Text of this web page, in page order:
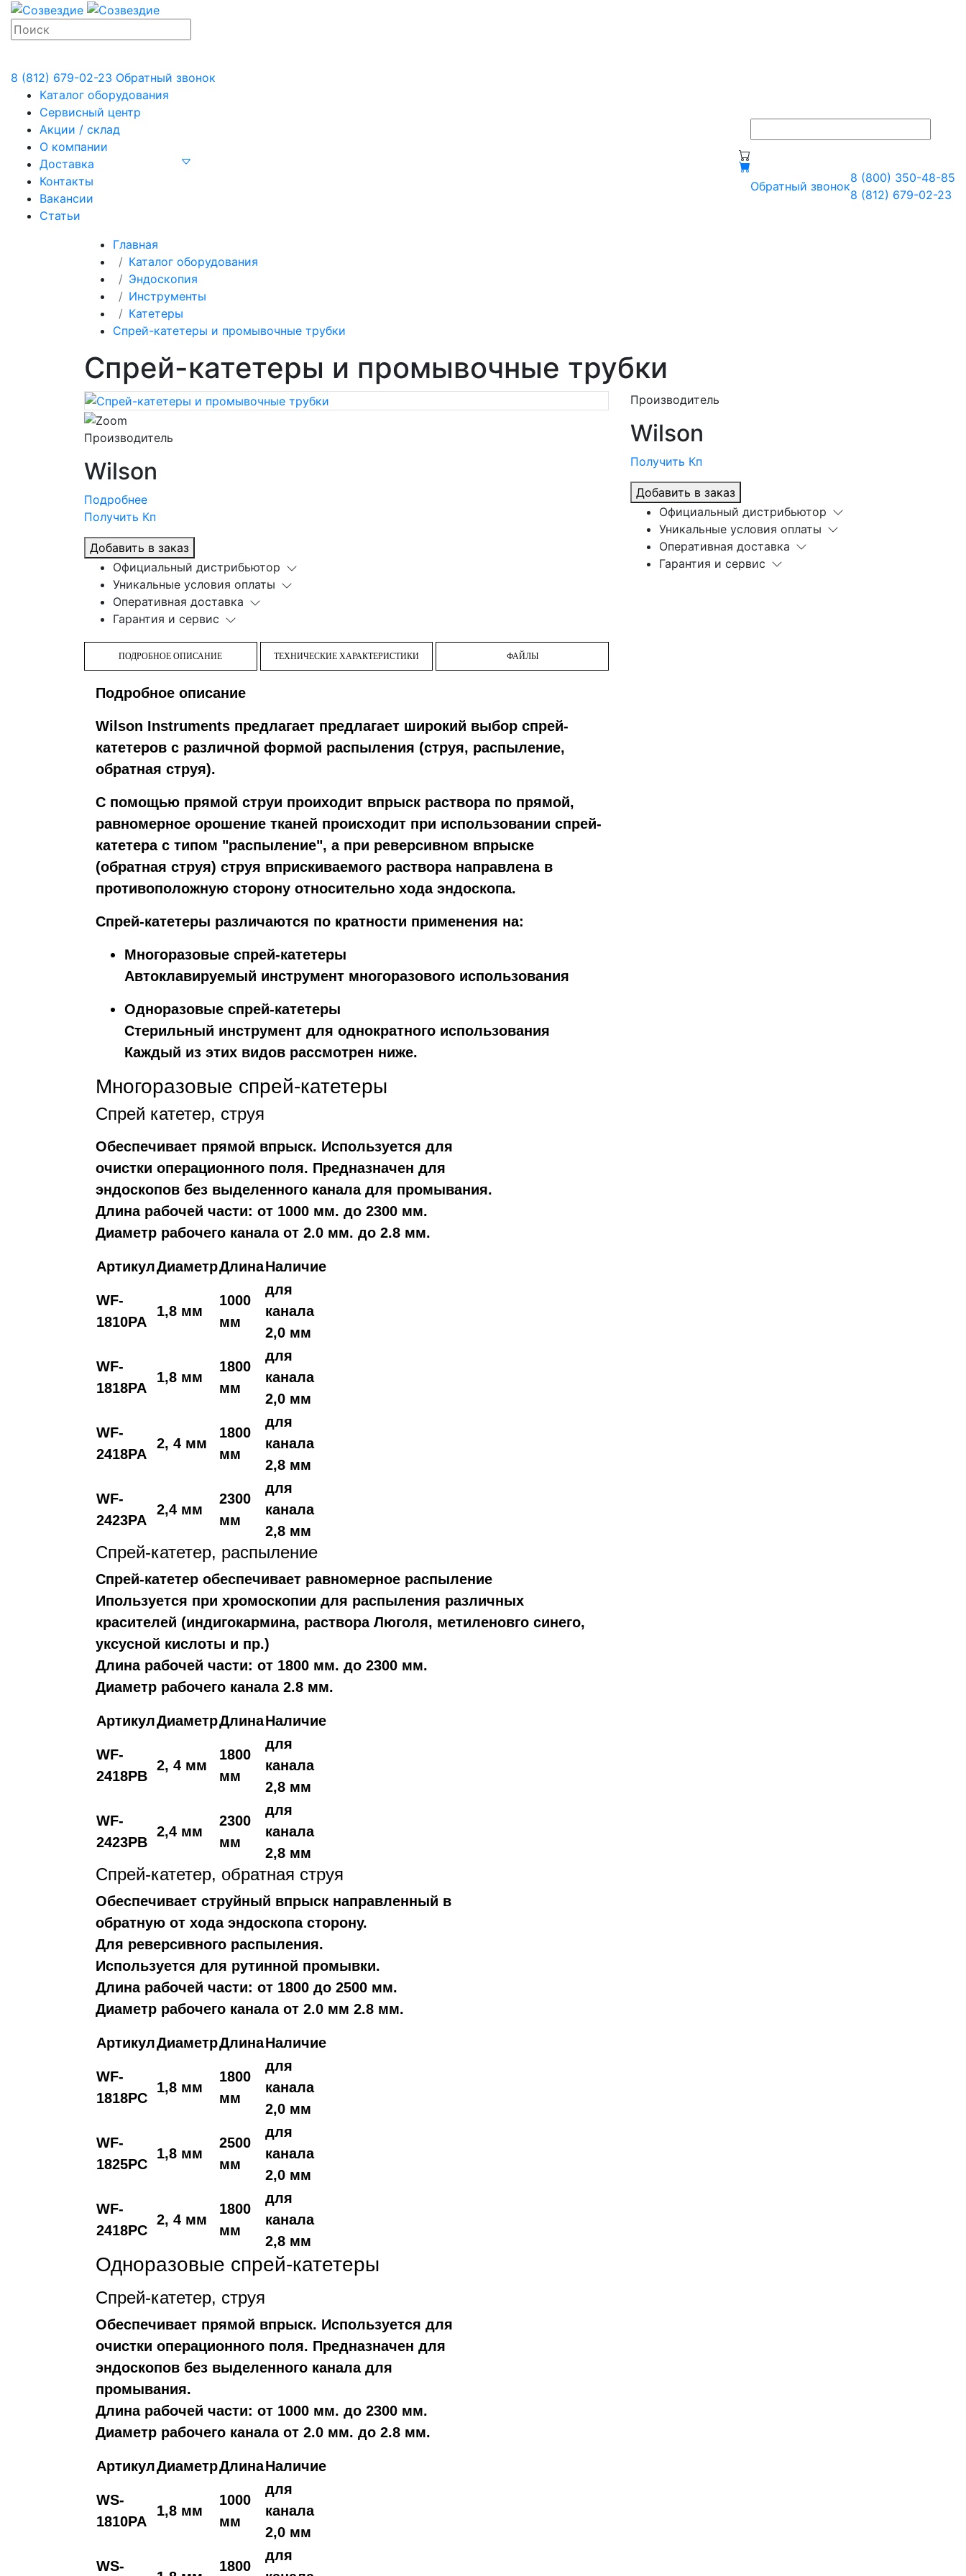
8 (812) 679-02-23 Обратный звонок
Каталог оборудования
Сервисный центр
Акции / склад
О компании
Доставка
Контакты
Вакансии
Статьи
Обратный звонок
8 (800) 350-48-85
8 (812) 679-02-23
Главная
Каталог оборудования
Эндоскопия
Инструменты
Катетеры
Спрей-катетеры и промывочные трубки
Спрей-катетеры и промывочные трубки
Производитель
Wilson
Подробнее
Получить Кп
Добавить в заказ
Официальный дистрибьютор
Уникальные условия оплаты
Оперативная доставка
Гарантия и сервис
ПОДРОБНОЕ ОПИСАНИЕ ТЕХНИЧЕСКИЕ ХАРАКТЕРИСТИКИ ФАЙЛЫ
Подробное описание
Wilson Instruments предлагает предлагает широкий выбор спрей-
катетеров с различной формой распыления (струя, распыление,
обратная струя).
С помощью прямой струи проиходит впрыск раствора по прямой,
равномерное орошение тканей происходит при использовании спрей-
катетера с типом "распыление", а при реверсивном впрыске
(обратная струя) струя вприскиваемого раствора направлена в
противоположную сторону относительно хода эндоскопа.
Спрей-катетеры различаются по кратности применения на:
Многоразовые спрей-катетеры
Автоклавируемый инструмент многоразового использования
Одноразовые спрей-катетеры
Стерильный инструмент для однократного использования
Каждый из этих видов рассмотрен ниже.
Многоразовые спрей-катетеры
Спрей катетер, струя
Обеспечивает прямой впрыск. Используется для
очистки операционного поля. Предназначен для
эндоскопов без выделенного канала для промывания.
Длина рабочей части: от 1000 мм. до 2300 мм.
Диаметр рабочего канала от 2.0 мм. до 2.8 мм.
АртикулДиаметрДлинаНаличие
WF-
1810PA
1,8 мм
1000
мм
для
канала
2,0 мм
WF-
1818PA
1,8 мм
1800
мм
для
канала
2,0 мм
WF-
2418PA
2, 4 мм
1800
мм
для
канала
2,8 мм
WF-
2423PA
2,4 мм
2300
мм
для
канала
2,8 мм
Спрей-катетер, распыление
Спрей-катетер обеспечивает равномерное распыление
Ипользуется при хромоскопии для распыления различных
красителей (индигокармина, раствора Люголя, метиленовго синего,
уксусной кислоты и пр.)
Длина рабочей части: от 1800 мм. до 2300 мм.
Диаметр рабочего канала 2.8 мм.
АртикулДиаметрДлинаНаличие
WF-
2418PB
2, 4 мм
1800
мм
для
канала
2,8 мм
WF-
2423PB
2,4 мм
2300
мм
для
канала
2,8 мм
Спрей-катетер, обратная струя
Обеспечивает струйный впрыск направленный в
обратную от хода эндоскопа сторону.
Для реверсивного распыления.
Используется для рутинной промывки.
Длина рабочей части: от 1800 до 2500 мм.
Диаметр рабочего канала от 2.0 мм 2.8 мм.
АртикулДиаметрДлинаНаличие
WF-
1818PC
1,8 мм
1800
мм
для
канала
2,0 мм
WF-
1825PC
1,8 мм
2500
мм
для
канала
2,0 мм
WF-
2418PC
2, 4 мм
1800
мм
для
канала
2,8 мм
Одноразовые спрей-катетеры
Спрей-катетер, струя
Обеспечивает прямой впрыск. Используется для
очистки операционного поля. Предназначен для
эндоскопов без выделенного канала для
промывания.
Длина рабочей части: от 1000 мм. до 2300 мм.
Диаметр рабочего канала от 2.0 мм. до 2.8 мм.
АртикулДиаметрДлинаНаличие
WS-
1810PA
1,8 мм
1000
мм
для
канала
2,0 мм
WS- 1800
для
Производитель
Wilson
Получить Кп
Добавить в заказ
Официальный дистрибьютор
Уникальные условия оплаты
Оперативная доставка
Гарантия и сервис